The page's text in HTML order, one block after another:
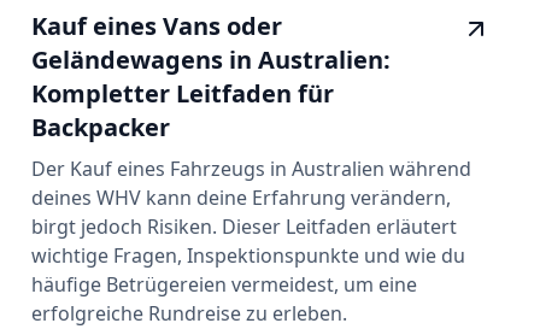
Kauf eines Vans oder
Geländewagens in Australien:
Kompletter Leitfaden für
Backpacker
Der Kauf eines Fahrzeugs in Australien während
deines WHV kann deine Erfahrung verändern,
birgt jedoch Risiken. Dieser Leitfaden erläutert
wichtige Fragen, Inspektionspunkte und wie du
häufige Betrügereien vermeidest, um eine
erfolgreiche Rundreise zu erleben.